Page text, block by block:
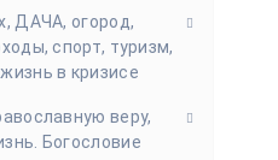
наследие
проза
и Евангелия для
ДАЧА, огород,
спорт, туризм,
в кризисе
выживание в
природе
веру,
Богословие